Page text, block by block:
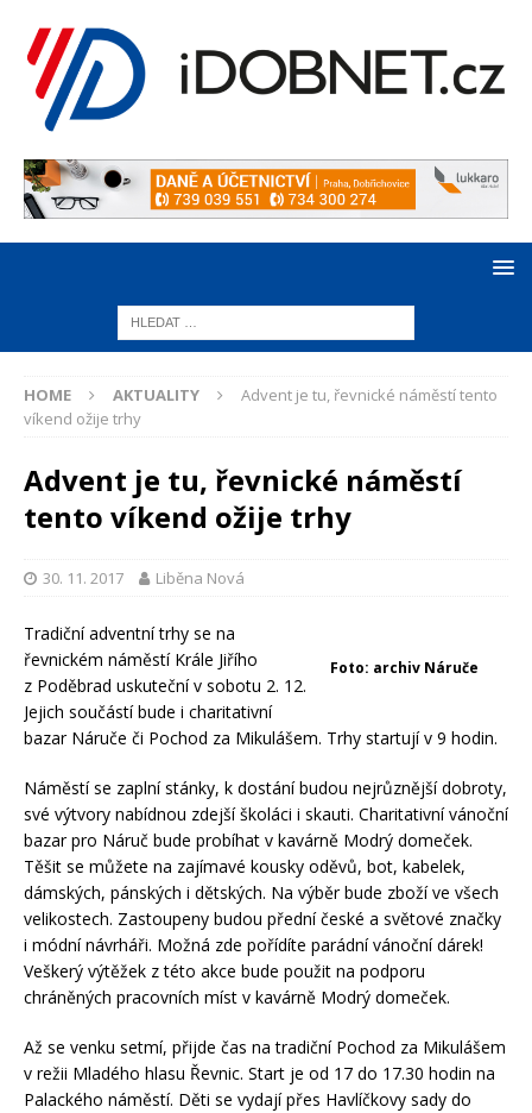
HOME AKTUALITY
Advent je tu, řevnické náměstí tento
víkend ožije trhy
Advent je tu, řevnické náměstí
tento víkend ožije trhy
30. 11. 2017 Liběna Nová
Foto: archiv Náruče
Tradiční adventní trhy se na
řevnickém náměstí Krále Jiřího
z Poděbrad uskuteční v sobotu 2. 12.
Jejich součástí bude i charitativní
bazar Náruče či Pochod za Mikulášem. Trhy startují v 9 hodin.
Náměstí se zaplní stánky, k dostání budou nejrůznější dobroty,
své výtvory nabídnou zdejší školáci i skauti. Charitativní vánoční
bazar pro Náruč bude probíhat v kavárně Modrý domeček.
Těšit se můžete na zajímavé kousky oděvů, bot, kabelek,
dámských, pánských i dětských. Na výběr bude zboží ve všech
velikostech. Zastoupeny budou přední české a světové značky
i módní návrháři. Možná zde pořídíte parádní vánoční dárek!
Veškerý výtěžek z této akce bude použit na podporu
chráněných pracovních míst v kavárně Modrý domeček.
Až se venku setmí, přijde čas na tradiční Pochod za Mikulášem
v režii Mladého hlasu Řevnic. Start je od 17 do 17.30 hodin na
Palackého náměstí. Děti se vydají přes Havlíčkovy sady do